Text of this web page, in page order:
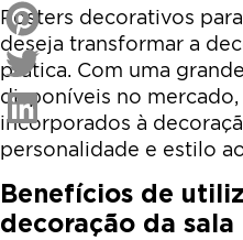
Posters decorativos
deseja transformar a
prática. Com uma
disponíveis no
incorporados à
personalidade e estilo
Benefícios de
decoração da sala